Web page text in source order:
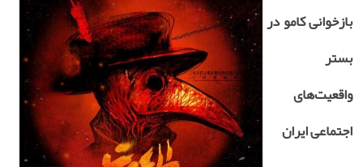
بازخوانی کامو در
بستر
واقعیت‌های
اجتماعی ایران